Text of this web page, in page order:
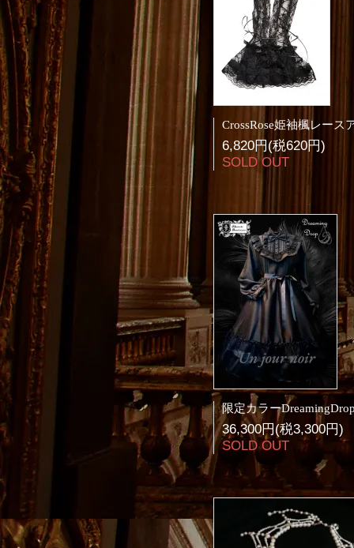
6,820円(税620円)
SOLD OUT
36,300円(税3,300円)
SOLD OUT